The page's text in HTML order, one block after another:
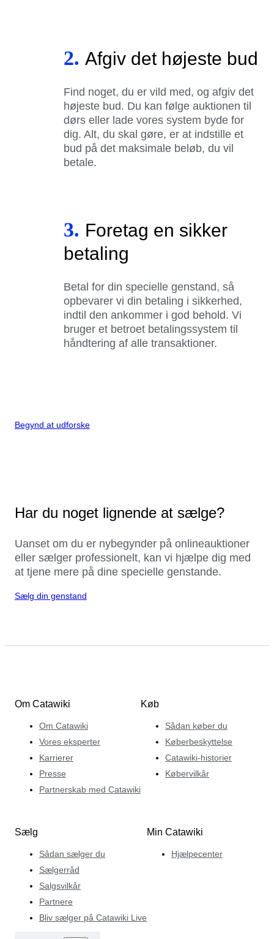
2. Afgiv det højeste bud
Find noget, du er vild med, og afgiv det
højeste bud. Du kan følge auktionen til
dørs eller lade vores system byde for
dig. Alt, du skal gøre, er at indstille et
bud på det maksimale beløb, du vil
betale.
3. Foretag en sikker
betaling
Betal for din specielle genstand, så
opbevarer vi din betaling i sikkerhed,
indtil den ankommer i god behold. Vi
bruger et betroet betalingssystem til
håndtering af alle transaktioner.
Begynd at udforske
Har du noget lignende at sælge?
Uanset om du er nybegynder på onlineauktioner
eller sælger professionelt, kan vi hjælpe dig med
at tjene mere på dine specielle genstande.
Sælg din genstand
Om Catawiki
Om Catawiki
Vores eksperter
Karrierer
Presse
Partnerskab med Catawiki
Køb
Sådan køber du
Køberbeskyttelse
Catawiki-historier
Købervilkår
Sælg
Sådan sælger du
Sælgerråd
Salgsvilkår
Partnere
Bliv sælger på Catawiki Live
Min Catawiki
Hjælpecenter